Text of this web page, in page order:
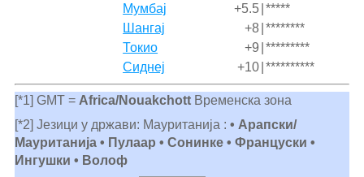
Мумбај
+5.5 *****
Шангај
+8 ********
Токио
+9 *********
Сиднеј
+10 **********
[*1] GMT = Africa/NouakchottВременска зона
[*2] Језици у држави: Мауританија : • Арапски/
Мауританија • Пулаар • Сонинке • Француски •
Ингушки • Волоф